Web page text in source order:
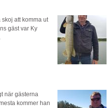
att komma ut
gäst var Ky
när gästerna
kommer han